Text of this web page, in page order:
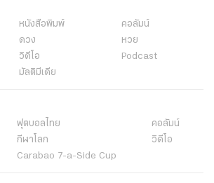
หนังสือพิมพ์
คอลัมน์
ดวง
หวย
วิดีโอ
Podcast
มัลติมีเดีย
ฟุตบอลไทย
คอลัมน์
กีฬาโลก
วิดีโอ
Carabao 7-a-Side Cup